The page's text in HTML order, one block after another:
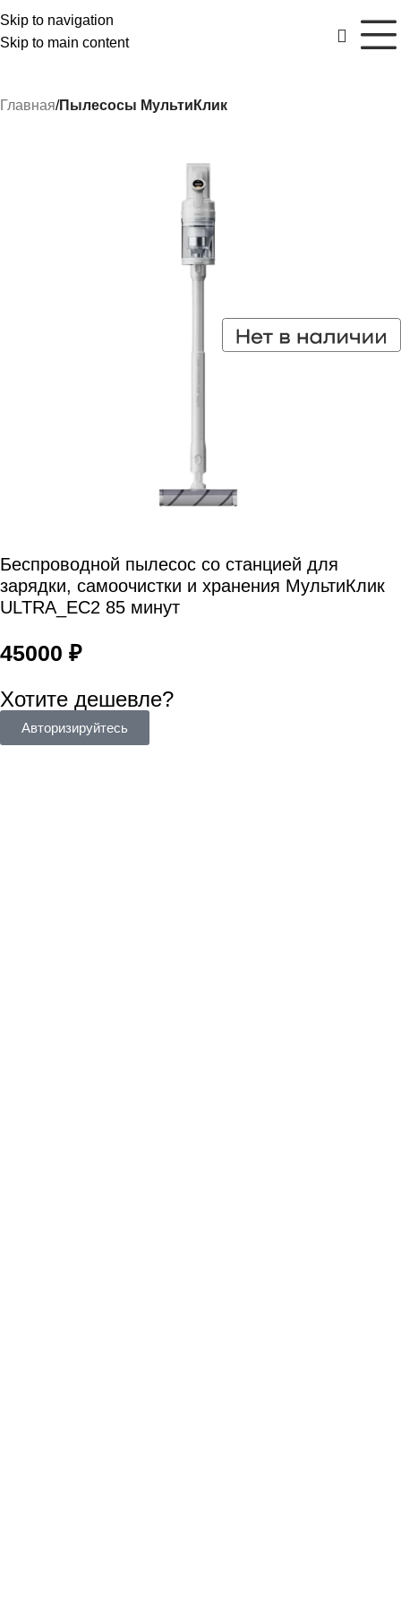
Skip to navigation
Skip to main content
Главная Пылесосы МультиКлик
Беспроводной пылесос со станцией для
зарядки, самоочистки и хранения МультиКлик
ULTRA_EC2 85 минут
45000 ₽
Хотите дешевле?
Авторизируйтесь